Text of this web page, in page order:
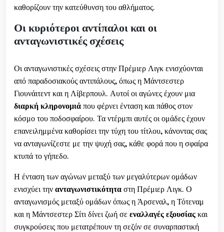
καθορίζουν την κατεύθυνση του αθλήματος.
Οι κυριότεροι αντίπαλοι και οι
ανταγωνιστικές σχέσεις
Οι ανταγωνιστικές σχέσεις στην Πρέμιερ Λιγκ ενισχύονται
από παραδοσιακούς αντιπάλους, όπως η Μάντσεστερ
Γιουνάιτεντ και η Λίβερπουλ. Αυτοί οι αγώνες έχουν μια
διαρκή κληρονομιάπου φέρνει ένταση και πάθος στον
κόσμο του ποδοσφαίρου. Τα ντέρμπι αυτές οι ομάδες έχουν
επανειλημμένα καθορίσει την τύχη του τίτλου, κάνοντας σας
να ανταγωνίζεστε με την ψυχή σας, κάθε φορά που η σφαίρα
κτυπά το γήπεδο.
Η ένταση των αγώνων μεταξύ των μεγαλύτερων ομάδων
ενισχύει τηνανταγωνιστικότηταστη Πρέμιερ Λιγκ. Ο
ανταγωνισμός μεταξύ ομάδων όπως η Άρσεναλ, η Τότεναμ
και η Μάντσεστερ Σίτι δίνει ζωή σε εναλλαγές εξουσίαςκαι
συγκρούσεις που μετατρέπουν τη σεζόν σε συναρπαστική